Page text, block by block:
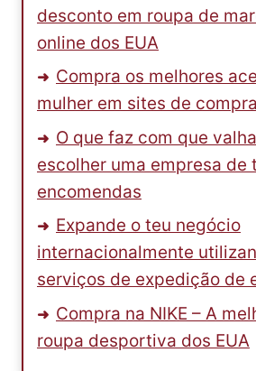
desconto em roupa de
online dos EUA
Compra os melhores
mulher em sites de
O que faz com que
escolher uma empresa de
encomendas
Expande o teu negócio
internacionalmente
serviços de expedição de
Compra na NIKE – A
roupa desportiva dos EUA